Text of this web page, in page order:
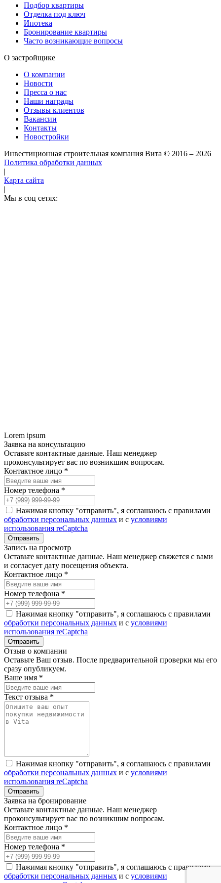
Подбор квартиры
Отделка под ключ
Ипотека
Бронирование квартиры
Часто возникающие вопросы
О застройщике
О компании
Новости
Пресса о нас
Наши награды
Отзывы клиентов
Вакансии
Контакты
Новостройки
Инвестиционная строительная компания Вита © 2016 – 2026
Политика обработки данных
|
Карта сайта
|
Мы в соц сетях:
Lorem ipsum
Заявка на консультацию
Оставьте контактные данные. Наш менеджер
проконсультирует вас по возникшим вопросам.
Контактное лицо *
Номер телефона *
Нажимая кнопку "отправить", я соглашаюсь с правилами
обработки персональных данных и с условиями
использования reCaptcha
Запись на просмотр
Оставьте контактные данные. Наш менеджер свяжется с вами
и согласует дату посещения объекта.
Контактное лицо *
Номер телефона *
Нажимая кнопку "отправить", я соглашаюсь с правилами
обработки персональных данных и с условиями
использования reCaptcha
Отзыв о компании
Оставьте Ваш отзыв. После предварительной проверки мы его
сразу опубликуем.
Ваше имя *
Текст отзыва *
Нажимая кнопку "отправить", я соглашаюсь с правилами
обработки персональных данных и с условиями
использования reCaptcha
Заявка на бронирование
Оставьте контактные данные. Наш менеджер
проконсультирует вас по возникшим вопросам.
Контактное лицо *
Номер телефона *
Нажимая кнопку "отправить", я соглашаюсь с правилами
обработки персональных данных и с условиями